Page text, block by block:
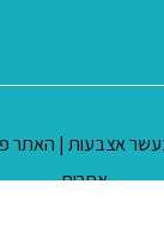
אצבעות | האתר
אתרים